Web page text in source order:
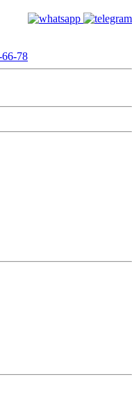
78